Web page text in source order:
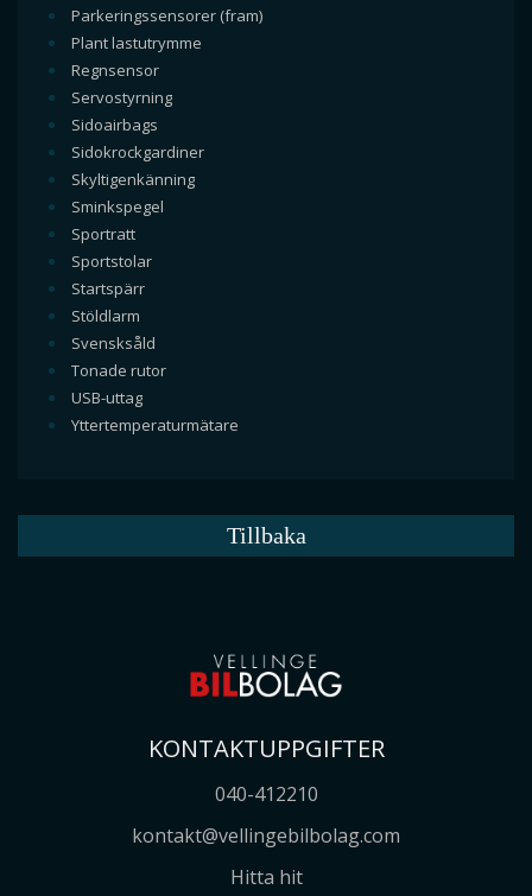
Parkeringssensorer (fram)
Plant lastutrymme
Regnsensor
Servostyrning
Sidoairbags
Sidokrockgardiner
Skyltigenkänning
Sminkspegel
Sportratt
Sportstolar
Startspärr
Stöldlarm
Svensksåld
Tonade rutor
USB-uttag
Yttertemperaturmätare
Tillbaka
KONTAKTUPPGIFTER
040-412210
kontakt@vellingebilbolag.com
Hitta hit